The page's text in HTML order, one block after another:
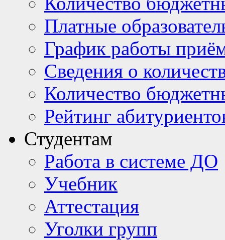
Платные
График работы
Сведения о
Количество
Рейтинг
Студентам
Работа в системе ДО
Учебник
Аттестация
Уголки групп